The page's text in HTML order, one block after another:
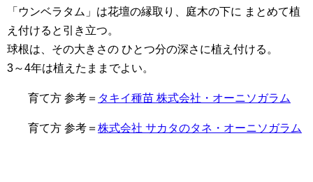
「ウンベラタム」は花壇の縁取り、庭木の下に まとめて植
え付けると引き立つ。
球根は、その大きさの ひとつ分の深さに植え付ける。
3～4年は植えたままでよい。
育て方 参考＝ タキイ種苗 株式会社・オーニソガラム
育て方 参考＝ 株式会社 サカタのタネ・オーニソガラム